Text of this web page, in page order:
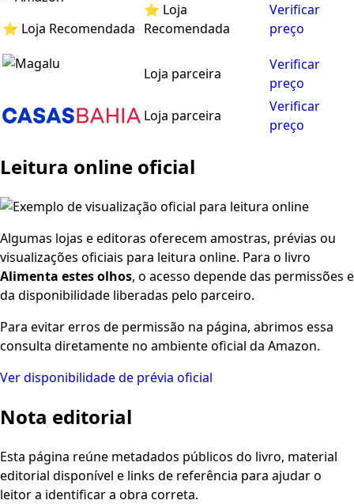
⭐ Loja Recomendada
⭐ Loja
Recomendada
Verificar
preço
Loja parceira
Verificar
preço
Loja parceira
Verificar
preço
Leitura online oficial
Algumas lojas e editoras oferecem amostras, prévias ou
visualizações oficiais para leitura online. Para o livro
Alimenta estes olhos, o acesso depende das permissões e
da disponibilidade liberadas pelo parceiro.
Para evitar erros de permissão na página, abrimos essa
consulta diretamente no ambiente oficial da Amazon.
Ver disponibilidade de prévia oficial
Nota editorial
Esta página reúne metadados públicos do livro, material
editorial disponível e links de referência para ajudar o
leitor a identificar a obra correta.